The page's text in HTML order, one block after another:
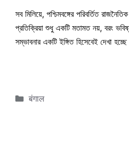
সব মিলিয়ে, পশ্চিমবঙ্গের পরিবর্তিত
প্রতিক্রিয়া শুধু একটি মতামত নয়, বরং
সম্ভাবনার একটি ইঙ্গিত হিসেবেই দেখা
Categories
बंगाल